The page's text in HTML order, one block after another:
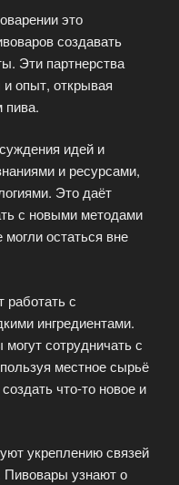
это
создавать
Эти партнерства
опыт, открывая
пива.
идей и
и ресурсами,
Это даёт
с новыми методами
остаться вне
с
ингредиентами.
сотрудничать с
местное сырьё
что-то новое и
укреплению связей
Пивовары узнают о